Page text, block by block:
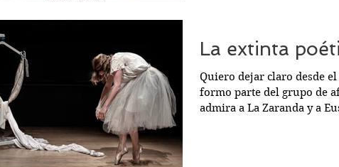
La extinta
Quiero dejar claro desde
formo parte del grupo de
admira a La Zaranda y a